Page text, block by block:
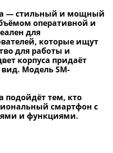
— стильный и мощный
оперативной и
для
которые ищут
для работы и
корпуса придаёт
Модель SM-
подойдёт тем, кто
смартфон с
и функциями.